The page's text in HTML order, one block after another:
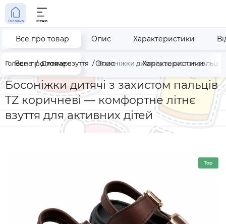
Головна Меню
Все про товар Опис Характеристики
Головна Дитяче взуття Босоніжки дитячі з захистом
Босоніжки дитячі з захистом пальців
TZ коричневі — комфортне літнє
взуття для активних дітей
Все про товар Опис Характеристики
Top